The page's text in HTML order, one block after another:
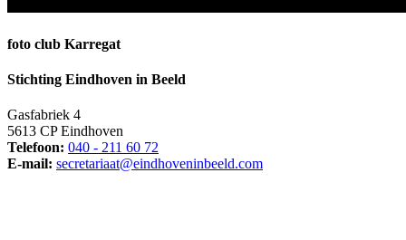
foto club Karregat
Stichting Eindhoven in Beeld
Gasfabriek 4
5613 CP Eindhoven
Telefoon: 040 - 211 60 72
E-mail: secretariaat@eindhoveninbeeld.com